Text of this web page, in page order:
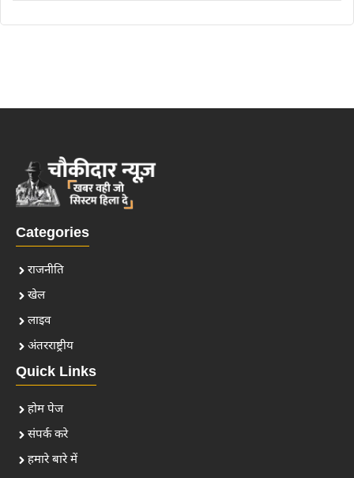
Categories
राजनीति
खेल
लाइव
अंतरराष्ट्रीय
Quick Links
होम पेज
संपर्क करे
हमारे बारे में